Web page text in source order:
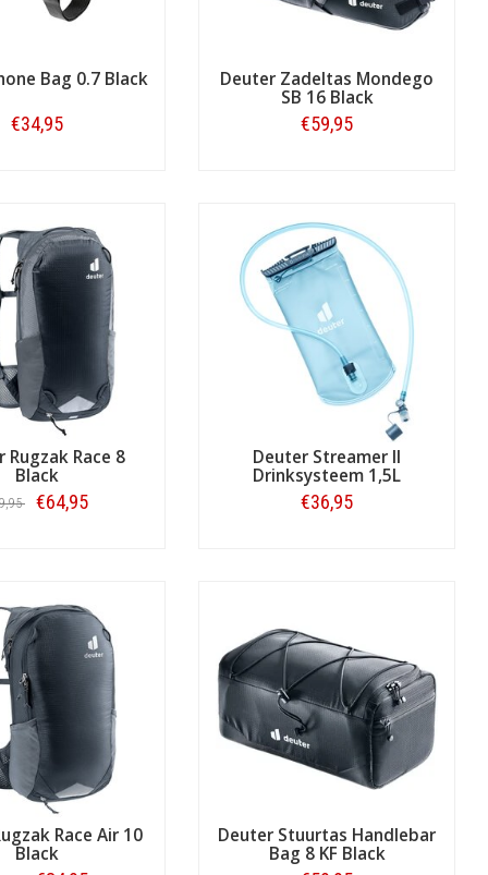
zoals de
drinksystemen voor
waterdichtehelmhoes voor een
kwaliteit, oersterk en gaan
er toch iets stuk gaan, dan kunt
uw favoriete rugtas, maar ook
de bluesign®-norm.
verbeteren van de
Bag 0.7 Black
€34,95
Deuter Zadeltas Mondego
SB 16 Black
€59,95
Rugzak Race 8
Black
€64,95
Deuter Streamer II
Drinksysteem 1,5L
€36,95
Race Air 10
Black
Deuter Stuurtas Handlebar
Bag 8 KF Black